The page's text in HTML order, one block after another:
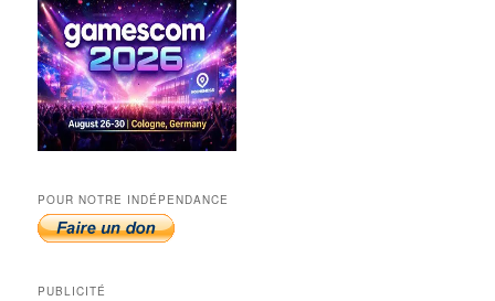
POUR NOTRE INDÉPENDANCE
PUBLICITÉ